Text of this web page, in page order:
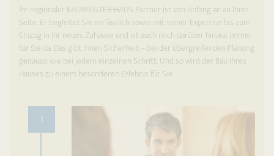
Ihr regionaler BAUMEISTER-HAUS Partner ist von Anfang an an Ihrer
Seite. Er begleitet Sie verlässlich sowie mit seiner Expertise bis zum
Einzug in Ihr neues Zuhause und ist auch noch darüber hinaus immer
für Sie da. Das gibt Ihnen Sicherheit – bei der übergreifenden Planung
genauso wie bei jedem einzelnen Schritt. Und so wird der Bau Ihres
Hauses zu einem besonderen Erlebnis für Sie.
1